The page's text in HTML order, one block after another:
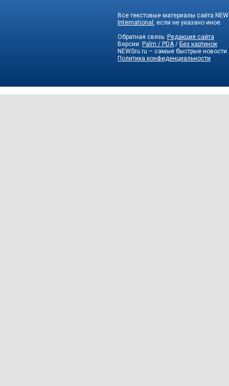
Все текстовые материалы сайта
International , если не указано иное.
Обратная связь: Редакция сайта
Версии: Palm / PDA/ Без картинок
NEWSru.ru – самые быстрые новости
Политика конфиденциальности